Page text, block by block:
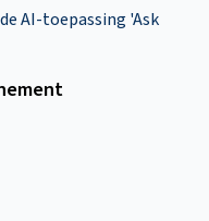
AI-toepassing 'Ask